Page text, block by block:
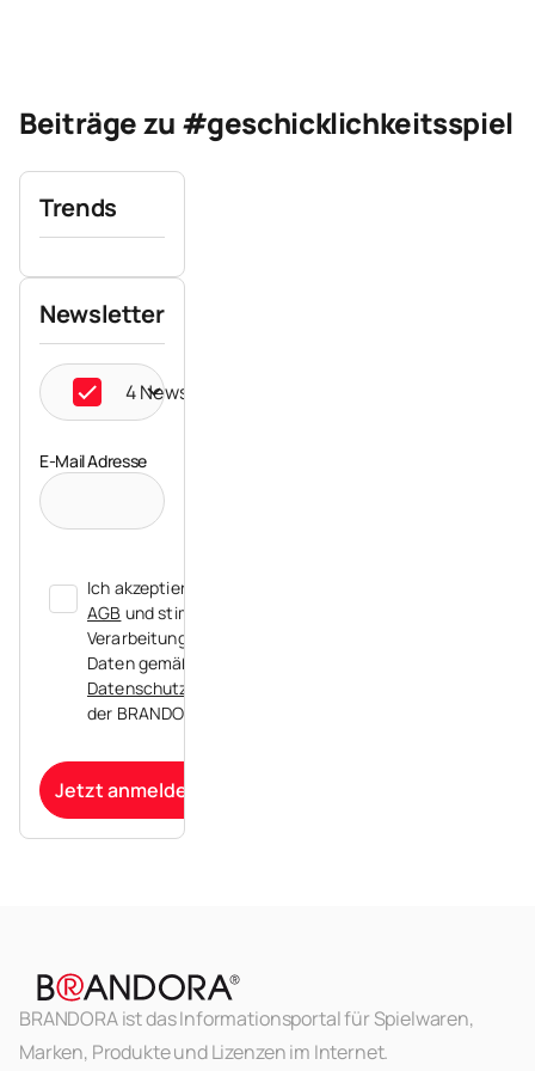
Beiträge zu #geschicklichkeitsspiel
Trends
Newsletter
4 Newsletter ausgewählt
E-Mail Adresse
Ich akzeptiere die
AGB und stimme der
Verarbeitung meiner
Daten gemäß der
Datenschutzerklärung
der BRANDORA zu.
Jetzt anmelden
BRANDORA ist das Informationsportal für Spielwaren,
Marken, Produkte und Lizenzen im Internet.